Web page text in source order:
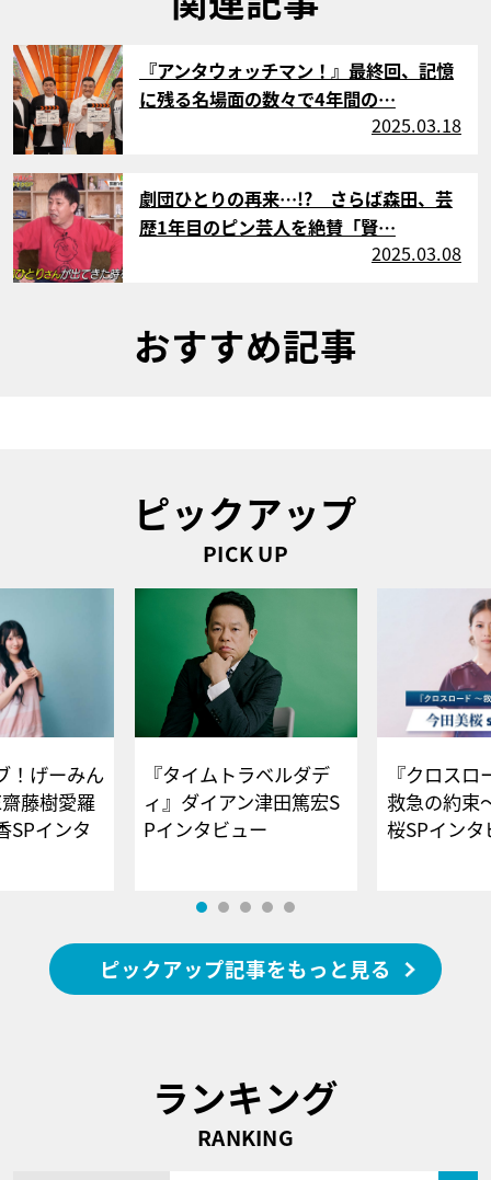
サムネイル
『アンタウォッチマン！』最終回、記憶
に残る名場面の数々で4年間の…
2025.03.18
サムネイル
劇団ひとりの再来…!? さらば森田、芸
歴1年目のピン芸人を絶賛「賢…
2025.03.08
おすすめ記事
ピックアップ
PICK UP
！げーみん
藤樹愛羅
SPインタ
『タイムトラベルダデ
ィ』ダイアン津田篤宏S
Pインタビュー
『クロス
救急の約束
桜SPイ
ピックアップ記事をもっと見る
ランキング
RANKING